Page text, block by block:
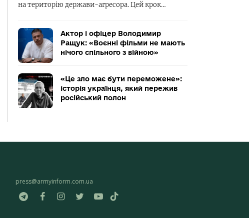
на територію держави-агресора. Цей крок…
Актор і офіцер Володимир
Ращук: «Воєнні фільми не мають
нічого спільного з війною»
«Це зло має бути переможене»:
історія українця, який пережив
російський полон
press@armyinform.com.ua